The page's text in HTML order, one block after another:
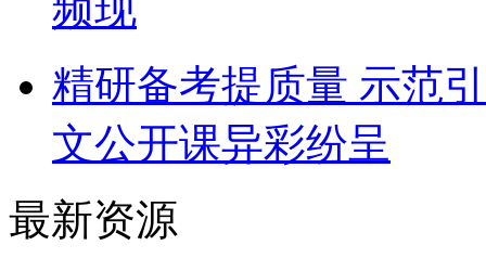
精研备考提质量 示范
文公开课异彩纷呈
最新资源